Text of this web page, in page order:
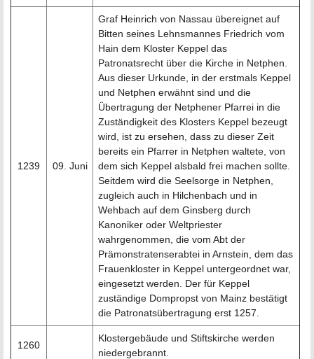
1239 09. Juni
Graf Heinrich von Nassau übereignet auf
Bitten seines Lehnsmannes Friedrich vom
Hain dem Kloster Keppel das
Patronatsrecht über die Kirche in Netphen.
Aus dieser Urkunde, in der erstmals Keppel
und Netphen erwähnt sind und die
Übertragung der Netphener Pfarrei in die
Zuständigkeit des Klosters Keppel bezeugt
wird, ist zu ersehen, dass zu dieser Zeit
bereits ein Pfarrer in Netphen waltete, von
dem sich Keppel alsbald frei machen sollte.
Seitdem wird die Seelsorge in Netphen,
zugleich auch in Hilchenbach und in
Wehbach auf dem Ginsberg durch
Kanoniker oder Weltpriester
wahrgenommen, die vom Abt der
Prämonstratenserabtei in Arnstein, dem das
Frauenkloster in Keppel untergeordnet war,
eingesetzt werden. Der für Keppel
zuständige Dompropst von Mainz bestätigt
die Patronatsübertragung erst 1257.
1260
Klostergebäude und Stiftskirche werden
niedergebrannt.